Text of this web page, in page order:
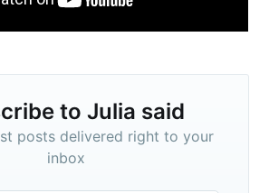
to Julia said
posts delivered right to your
inbox
Get all the latest &
your inbox